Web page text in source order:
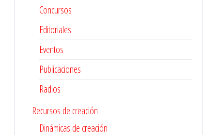
Concursos
Editoriales
Eventos
Publicaciones
Radios
Recursos de creación
Dinámicas de creación